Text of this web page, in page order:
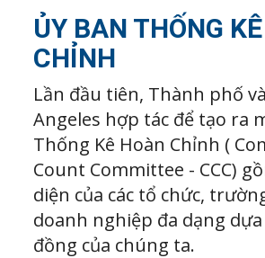
ỦY BAN THỐNG
CHỈNH
Lần đầu tiên, Thành phố
Angeles hợp tác để tạo ra
Thống Kê Hoàn Chỉnh (
Count Committee - CCC)
diện của các tổ chức,
doanh nghiệp đa dạng
đồng của chúng ta.